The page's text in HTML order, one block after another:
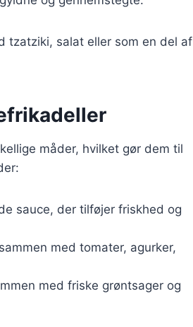
tzatziki, salat eller som en del af
måder, hvilket gør dem til
sauce, der tilføjer friskhed og
med tomater, agurker,
med friske grøntsager og